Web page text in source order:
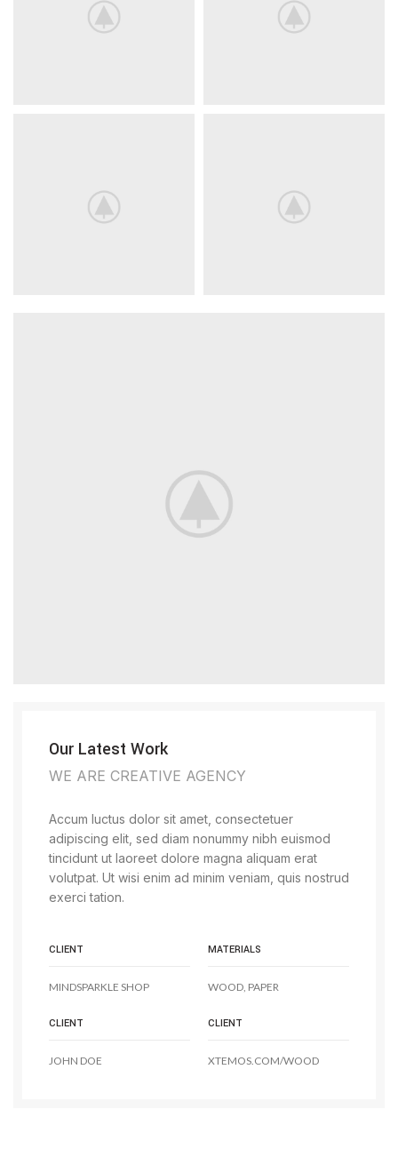
Our Latest Work
WE ARE CREATIVE AGENCY
Accum luctus dolor sit amet, consectetuer
adipiscing elit, sed diam nonummy nibh euismod
tincidunt ut laoreet dolore magna aliquam erat
volutpat. Ut wisi enim ad minim veniam, quis nostrud
exerci tation.
CLIENT MATERIALS
MINDSPARKLE SHOP WOOD, PAPER
CLIENT CLIENT
JOHN DOE XTEMOS.COM/WOOD